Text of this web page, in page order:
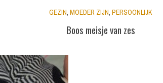
GEZIN ,MOEDER ZIJN ,PERSOONLIJK
Boos meisje van zes